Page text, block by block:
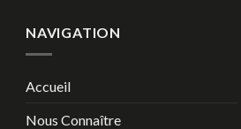
NAVIGATION
Accueil
Nous Connaître